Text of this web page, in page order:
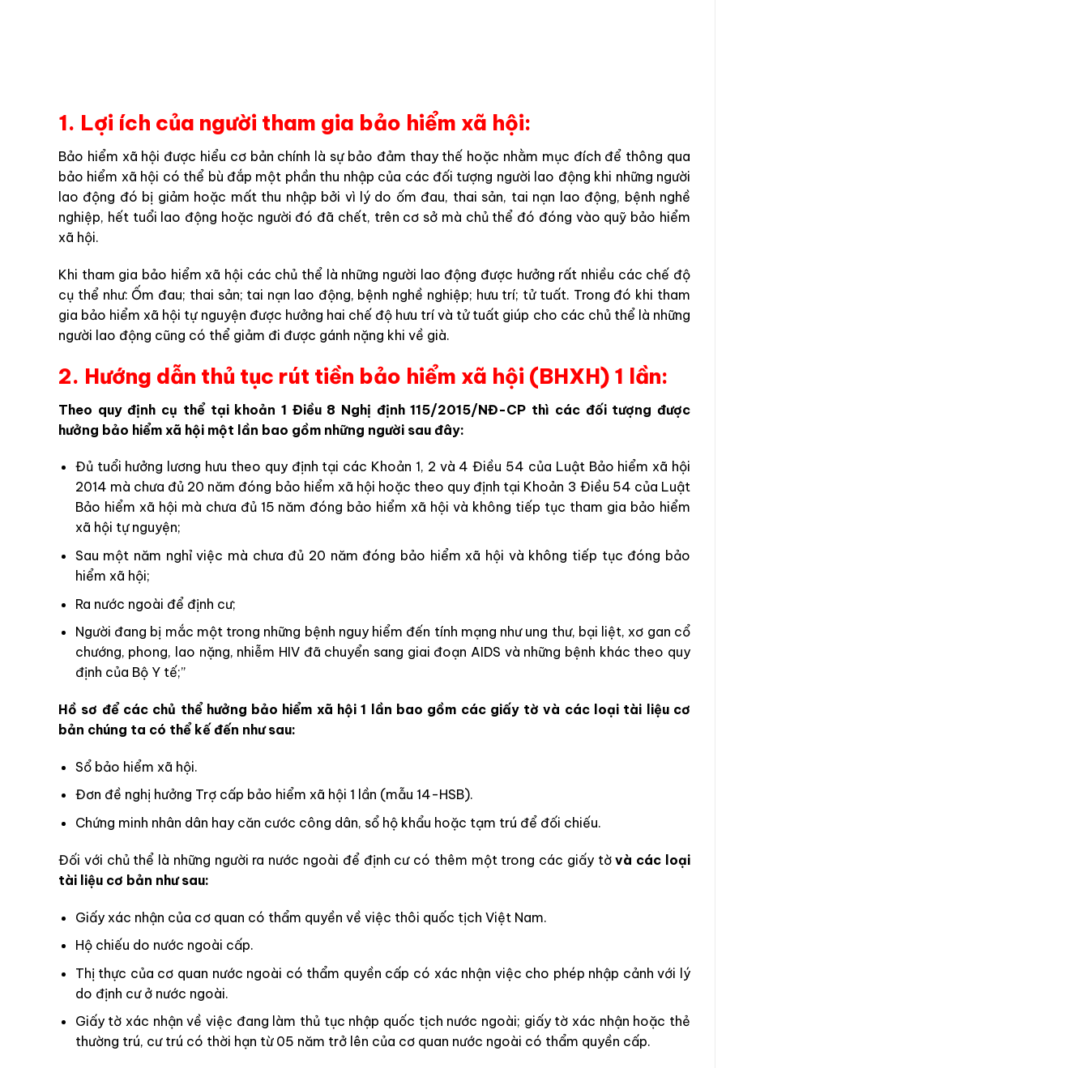
1. Lợi ích của người tham gia bảo hiểm xã hội:
Bảo hiểm xã hội được hiểu cơ bản chính là sự bảo đảm thay thế hoặc nhằm mục đích để thông qua
bảo hiểm xã hội có thể bù đắp một phần thu nhập của các đối tượng người lao động khi những người
lao động đó bị giảm hoặc mất thu nhập bởi vì lý do ốm đau, thai sản, tai nạn lao động, bệnh nghề
nghiệp, hết tuổi lao động hoặc người đó đã chết, trên cơ sở mà chủ thể đó đóng vào quỹ bảo hiểm
xã hội.
Khi tham gia bảo hiểm xã hội các chủ thể là những người lao động được hưởng rất nhiều các chế độ
cụ thể như: Ốm đau; thai sản; tai nạn lao động, bệnh nghề nghiệp; hưu trí; tử tuất. Trong đó khi tham
gia bảo hiểm xã hội tự nguyện được hưởng hai chế độ hưu trí và tử tuất giúp cho các chủ thể là những
người lao động cũng có thể giảm đi được gánh nặng khi về già.
2. Hướng dẫn thủ tục rút tiền bảo hiểm xã hội (BHXH) 1 lần:
Theo quy định cụ thể tại khoản 1 Điều 8 Nghị định 115/2015/NĐ-CP thì các đối tượng được
hưởng bảo hiểm xã hội một lần bao gồm những người sau đây:
Đủ tuổi hưởng lương hưu theo quy định tại các Khoản 1, 2 và 4 Điều 54 của Luật Bảo hiểm xã hội
2014 mà chưa đủ 20 năm đóng bảo hiểm xã hội hoặc theo quy định tại Khoản 3 Điều 54 của Luật
Bảo hiểm xã hội mà chưa đủ 15 năm đóng bảo hiểm xã hội và không tiếp tục tham gia bảo hiểm
xã hội tự nguyện;
Sau một năm nghỉ việc mà chưa đủ 20 năm đóng bảo hiểm xã hội và không tiếp tục đóng bảo
hiểm xã hội;
Ra nước ngoài để định cư;
Người đang bị mắc một trong những bệnh nguy hiểm đến tính mạng như ung thư, bại liệt, xơ gan cổ
chướng, phong, lao nặng, nhiễm HIV đã chuyển sang giai đoạn AIDS và những bệnh khác theo quy
định của Bộ Y tế;”
Hồ sơ để các chủ thể hưởng bảo hiểm xã hội 1 lần bao gồm các giấy tờ và các loại tài liệu cơ
bản chúng ta có thể kế đến như sau:
Sổ bảo hiểm xã hội.
Đơn đề nghị hưởng Trợ cấp bảo hiểm xã hội 1 lần (mẫu 14-HSB).
Chứng minh nhân dân hay căn cước công dân, sổ hộ khẩu hoặc tạm trú để đối chiếu.
Đối với chủ thể là những người ra nước ngoài để định cư có thêm một trong các giấy tờvà các loại
tài liệu cơ bản như sau:
Giấy xác nhận của cơ quan có thẩm quyền về việc thôi quốc tịch Việt Nam.
Hộ chiếu do nước ngoài cấp.
Thị thực của cơ quan nước ngoài có thẩm quyền cấp có xác nhận việc cho phép nhập cảnh với lý
do định cư ở nước ngoài.
Giấy tờ xác nhận về việc đang làm thủ tục nhập quốc tịch nước ngoài; giấy tờ xác nhận hoặc thẻ
thường trú, cư trú có thời hạn từ 05 năm trở lên của cơ quan nước ngoài có thẩm quyền cấp.